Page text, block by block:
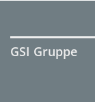
GSI Gruppe